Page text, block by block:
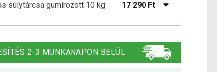
súlytárcsa gumírozott 10 kg 17 290 Ft
2-3 MUNKANAPON BELÜL